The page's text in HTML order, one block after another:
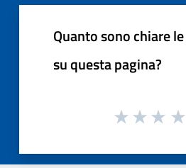
Quanto sono chiare
su questa pagina?